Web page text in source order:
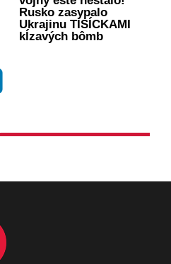
Rusko zasypalo
Ukrajinu TISÍCKAMI
kĺzavých bômb